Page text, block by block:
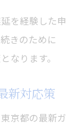
を経験した申
きのために
なります。
新対応策
京都の最新ガ